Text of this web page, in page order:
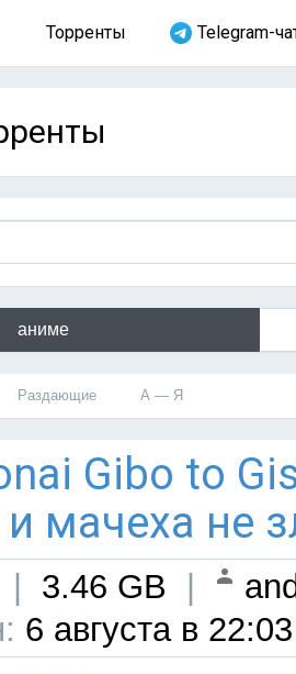
Торренты Telegram-
аниме
Раздающие А — Я
Gibo to
и мачеха не
3.46 GB
6 августа в 22:03